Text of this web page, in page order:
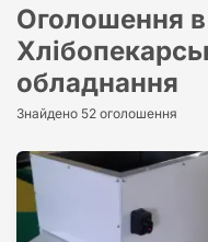
Оголошення в
обладнання
Знайдено 52 оголошення